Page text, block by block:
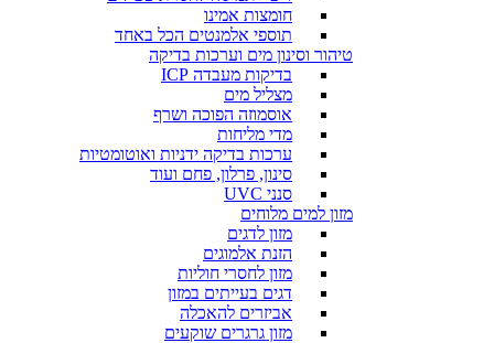
חומצות אמינו
תוספי אלמנטים הכל באחד
טיהור וסינון מים וערכות בדיקה
בדיקות מעבדה ICP
מצליל מים
אוסמוזה הפוכה ושרף
מדי מליחות
ערכות בדיקה ידניות ואוטומטיות
סינון, פרלון, פחם ועוד
סנני UVC
מזון למים מלוחים
מזון לדגים
הזנת אלמוגים
מזון לחסרי חוליות
דגים בעייתים במזון
אביזרים להאכלה
מזון גרגרים שוקעים